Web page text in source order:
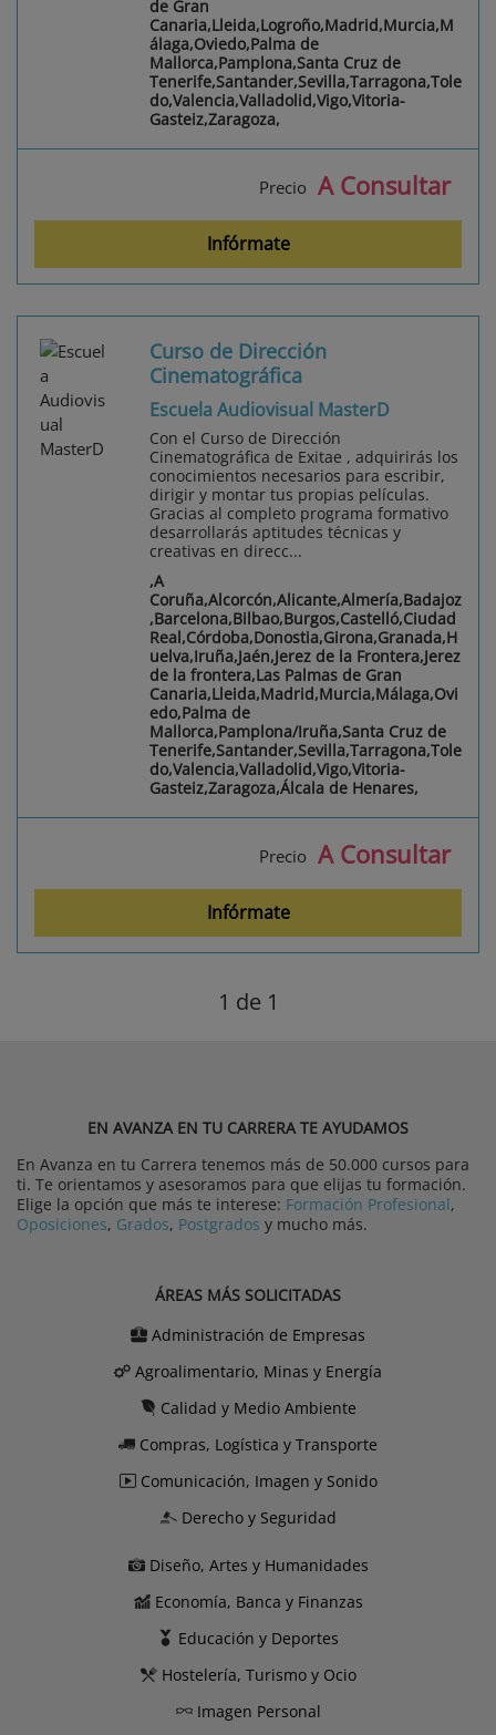
de Gran
Canaria,Lleida,Logroño,Madrid,Murcia,M
álaga,Oviedo,Palma de
Mallorca,Pamplona,Santa Cruz de
Tenerife,Santander,Sevilla,Tarragona,Tole
do,Valencia,Valladolid,Vigo,Vitoria-
Gasteiz,Zaragoza,
Precio A Consultar
Infórmate
Curso de Dirección
Cinematográfica
Escuela Audiovisual MasterD
Con el Curso de Dirección
Cinematográfica de Exitae , adquirirás los
conocimientos necesarios para escribir,
dirigir y montar tus propias películas.
Gracias al completo programa formativo
desarrollarás aptitudes técnicas y
creativas en direcc...
,A
Coruña,Alcorcón,Alicante,Almería,Badajoz
,Barcelona,Bilbao,Burgos,Castelló,Ciudad
Real,Córdoba,Donostia,Girona,Granada,H
uelva,Iruña,Jaén,Jerez de la Frontera,Jerez
de la frontera,Las Palmas de Gran
Canaria,Lleida,Madrid,Murcia,Málaga,Ovi
edo,Palma de
Mallorca,Pamplona/Iruña,Santa Cruz de
Tenerife,Santander,Sevilla,Tarragona,Tole
do,Valencia,Valladolid,Vigo,Vitoria-
Gasteiz,Zaragoza,Álcala de Henares,
Precio A Consultar
Infórmate
1 de 1
EN AVANZA EN TU CARRERA TE AYUDAMOS
En Avanza en tu Carrera tenemos más de 50.000 cursos para
ti. Te orientamos y asesoramos para que elijas tu formación.
Elige la opción que más te interese: Formación Profesional,
Oposiciones, Grados, Postgrados y mucho más.
ÁREAS MÁS SOLICITADAS
Administración de Empresas
Agroalimentario, Minas y Energía
Calidad y Medio Ambiente
Compras, Logística y Transporte
Comunicación, Imagen y Sonido
Derecho y Seguridad
Diseño, Artes y Humanidades
Economía, Banca y Finanzas
Educación y Deportes
Hostelería, Turismo y Ocio
Imagen Personal